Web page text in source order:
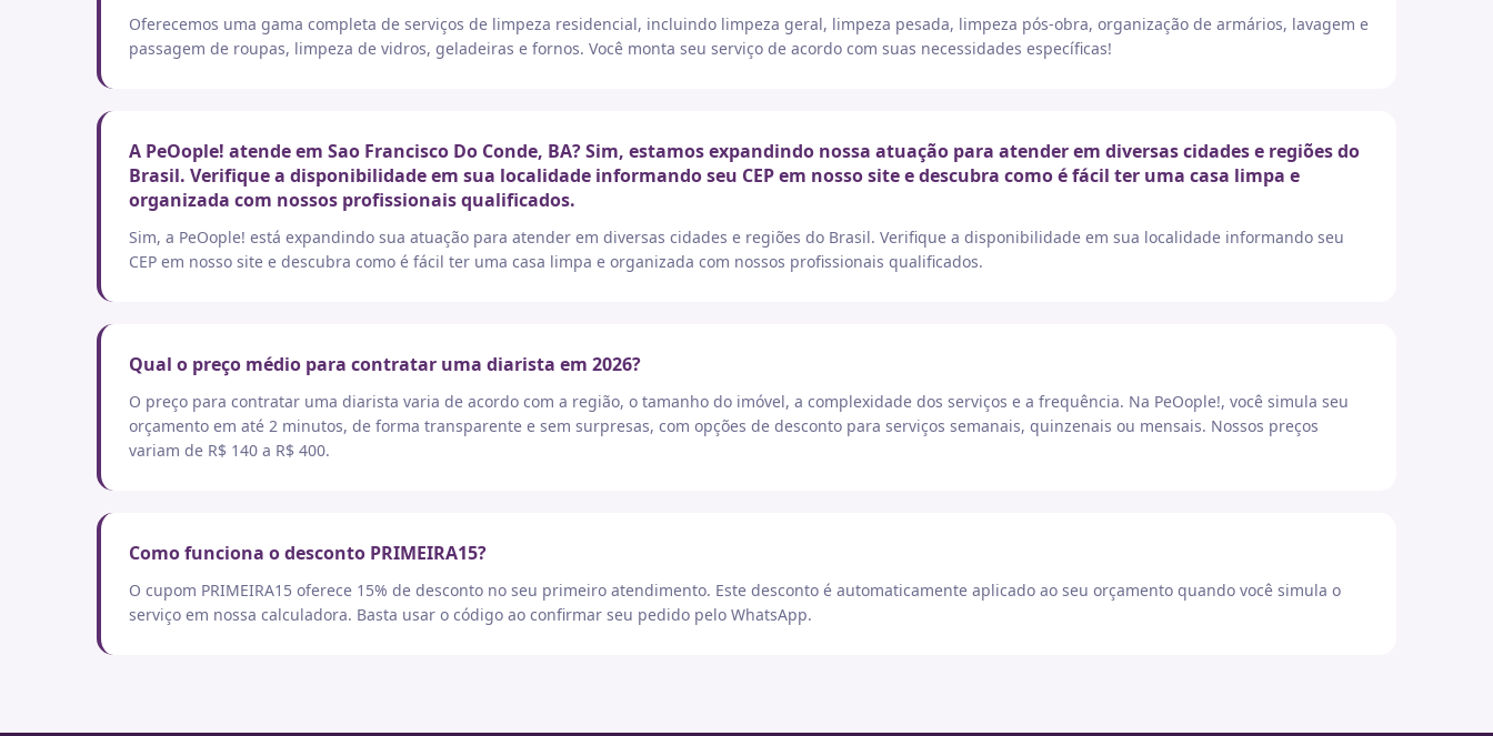
Oferecemos uma gama completa de serviços de limpeza residencial, incluindo limpeza geral, limpeza pesada, limpeza pós-obra, organização de armários, lavagem e
passagem de roupas, limpeza de vidros, geladeiras e fornos. Você monta seu serviço de acordo com suas necessidades específicas!
A PeOople! atende em Sao Francisco Do Conde, BA? Sim, estamos expandindo nossa atuação para atender em diversas cidades e regiões do
Brasil. Verifique a disponibilidade em sua localidade informando seu CEP em nosso site e descubra como é fácil ter uma casa limpa e
organizada com nossos profissionais qualificados.
Sim, a PeOople! está expandindo sua atuação para atender em diversas cidades e regiões do Brasil. Verifique a disponibilidade em sua localidade informando seu
CEP em nosso site e descubra como é fácil ter uma casa limpa e organizada com nossos profissionais qualificados.
Qual o preço médio para contratar uma diarista em 2026?
O preço para contratar uma diarista varia de acordo com a região, o tamanho do imóvel, a complexidade dos serviços e a frequência. Na PeOople!, você simula seu
orçamento em até 2 minutos, de forma transparente e sem surpresas, com opções de desconto para serviços semanais, quinzenais ou mensais. Nossos preços
variam de R$ 140 a R$ 400.
Como funciona o desconto PRIMEIRA15?
O cupom PRIMEIRA15 oferece 15% de desconto no seu primeiro atendimento. Este desconto é automaticamente aplicado ao seu orçamento quando você simula o
serviço em nossa calculadora. Basta usar o código ao confirmar seu pedido pelo WhatsApp.